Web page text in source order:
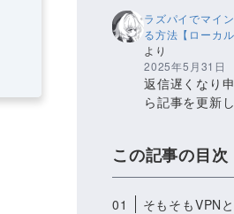
ラズパイでマイ
る方法【ローカ
より
2025年5月31日
返信遅くなり
ら記事を更新
この記事の目次
01
そもそもVPN